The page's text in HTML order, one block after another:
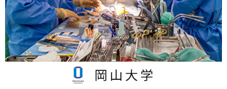
北海道大学 2023.09.15
2023/09/25 ヘルスケア・医療機器の創業/事業立上きっか
けセミナー 【第１回】のご案内